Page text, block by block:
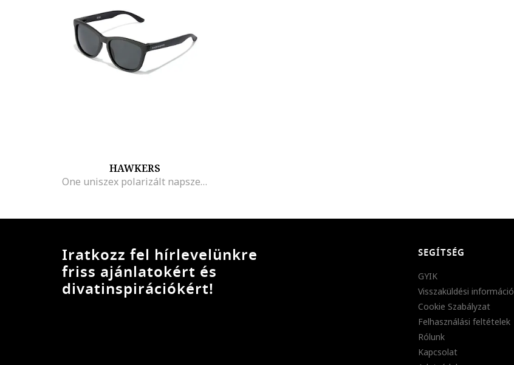
HAWKERS
One uniszex polarizált napszemüveg, Fekete
Iratkozz fel hírlevelünkre
friss ajánlatokért és
divatinspirációkért!
SEGÍTSÉG
GYIK
Visszaküldési információ
Cookie Szabályzat
Felhasználási feltételek
Rólunk
Kapcsolat